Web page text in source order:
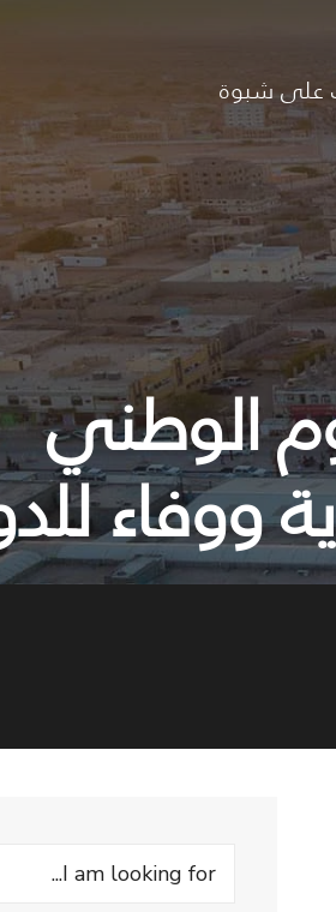
على شبوة
الوطني
ووفاء
Search